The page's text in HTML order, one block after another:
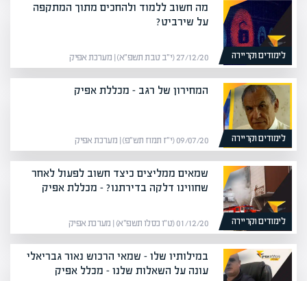
לימודים וקריירה
מה חשוב ללמוד ולהחכים מתוך המתקפה
על שירביט?
27/12/20 (י״ב טבת תשפ״א) | מערכת אפיק
לימודים וקריירה
המחירון של רגב – מכללת אפיק
09/07/20 (י״ז תמוז תש״פ) | מערכת אפיק
לימודים וקריירה
שמאים ממליצים כיצד חשוב לפעול לאחר
שחווינו דלקה בדירתנו? – מכללת אפיק
01/12/20 (ט״ו כסלו תשפ״א) | מערכת אפיק
במילותיו שלו – שמאי הרכוש נאור גבריאלי
עונה על השאלות שלנו – מכלל אפיק